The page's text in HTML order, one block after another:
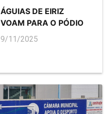
ÁGUIAS DE EIRIZ
VOAM PARA O PÓDIO
9/11/2025